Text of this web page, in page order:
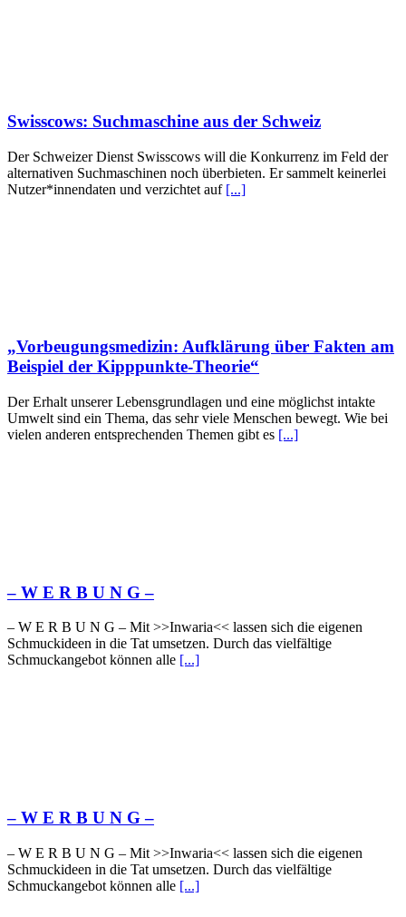
Swisscows: Suchmaschine aus der Schweiz
Der Schweizer Dienst Swisscows will die Konkurrenz im Feld der
alternativen Suchmaschinen noch überbieten. Er sammelt keinerlei
Nutzer*innendaten und verzichtet auf [...]
„Vorbeugungsmedizin: Aufklärung über Fakten am
Beispiel der Kipppunkte-Theorie“
Der Erhalt unserer Lebensgrundlagen und eine möglichst intakte
Umwelt sind ein Thema, das sehr viele Menschen bewegt. Wie bei
vielen anderen entsprechenden Themen gibt es [...]
– W Ε R Β U Ν G –
– W Ε R Β U Ν G – Mit >>Inwaria<< lassen sich die eigenen
Schmuckideen in die Tat umsetzen. Durch das vielfältige
Schmuckangebot können alle [...]
– W Ε R Β U Ν G –
– W Ε R Β U Ν G – Mit >>Inwaria<< lassen sich die eigenen
Schmuckideen in die Tat umsetzen. Durch das vielfältige
Schmuckangebot können alle [...]